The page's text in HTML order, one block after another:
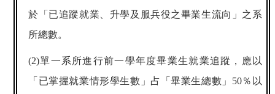
於「已追蹤就業、升學及服兵役之畢業生流向」之系
所總數。
(2)單一系所進行前一學年度畢業生就業追蹤，應以
「已掌握就業情形學生數」占「畢業生總數」 50％以